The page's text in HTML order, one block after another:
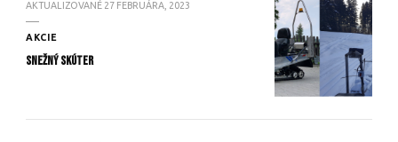
AKTUALIZOVANÉ 27 FEBRUÁRA, 2023
AKCIE
Snežný skúter